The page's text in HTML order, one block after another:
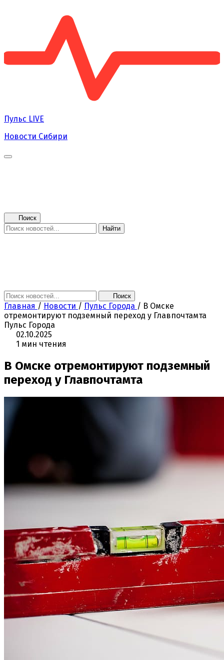
Пульс LIVE
Новости Сибири
Поиск
Найти
Поиск
Главная / Новости / Пульс Города / В Омске
отремонтируют подземный переход у Главпочтамта
Пульс Города
02.10.2025
1 мин чтения
В Омске отремонтируют подземный
переход у Главпочтамта